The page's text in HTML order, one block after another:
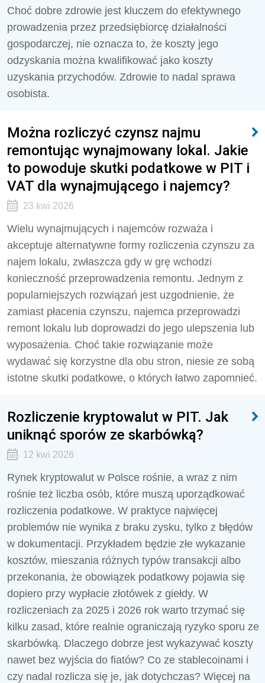
Choć dobre zdrowie jest kluczem do efektywnego
prowadzenia przez przedsiębiorcę działalności
gospodarczej, nie oznacza to, że koszty jego
odzyskania można kwalifikować jako koszty
uzyskania przychodów. Zdrowie to nadal sprawa
osobista.
Można rozliczyć czynsz najmu
remontując wynajmowany lokal. Jakie
to powoduje skutki podatkowe w PIT i
VAT dla wynajmującego i najemcy?
23 kwi 2026
Wielu wynajmujących i najemców rozważa i
akceptuje alternatywne formy rozliczenia czynszu za
najem lokalu, zwłaszcza gdy w grę wchodzi
konieczność przeprowadzenia remontu. Jednym z
popularniejszych rozwiązań jest uzgodnienie, że
zamiast płacenia czynszu, najemca przeprowadzi
remont lokalu lub doprowadzi do jego ulepszenia lub
wyposażenia. Choć takie rozwiązanie może
wydawać się korzystne dla obu stron, niesie ze sobą
istotne skutki podatkowe, o których łatwo zapomnieć.
Rozliczenie kryptowalut w PIT. Jak
uniknąć sporów ze skarbówką?
12 kwi 2026
Rynek kryptowalut w Polsce rośnie, a wraz z nim
rośnie też liczba osób, które muszą uporządkować
rozliczenia podatkowe. W praktyce najwięcej
problemów nie wynika z braku zysku, tylko z błędów
w dokumentacji. Przykładem będzie złe wykazanie
kosztów, mieszania różnych typów transakcji albo
przekonania, że obowiązek podatkowy pojawia się
dopiero przy wypłacie złotówek z giełdy. W
rozliczeniach za 2025 i 2026 rok warto trzymać się
kilku zasad, które realnie ograniczają ryzyko sporu ze
skarbówką. Dlaczego dobrze jest wykazywać koszty
nawet bez wyjścia do fiatów? Co ze stablecoinami i
czy nadal rozlicza się je, jak dotychczas? Więcej na